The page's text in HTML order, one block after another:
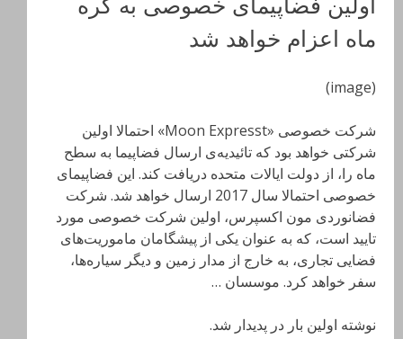
ماه اعزام خواهد شد
(image)
شرکت خصوصی «Moon Expresst» احتمالا اولین
شرکتی خواهد بود که تائیدیه‌ی ارسال فضاپیما به سطح
ماه را، از دولت ایالات متحده دریافت کند. این فضاپیمای
خصوصی احتمالا سال 2017 ارسال خواهد شد. شرکت
فضانوردی مون اکسپرس، اولین شرکت خصوصی مورد
تایید است، که به عنوان یکی از پیشگامان ماموریت‌های
فضایی تجاری، به خارج از مدار زمین و دیگر سیاره‌ها،
سفر خواهد کرد. موسسان …
نوشته اولین بار در پدیدار شد.